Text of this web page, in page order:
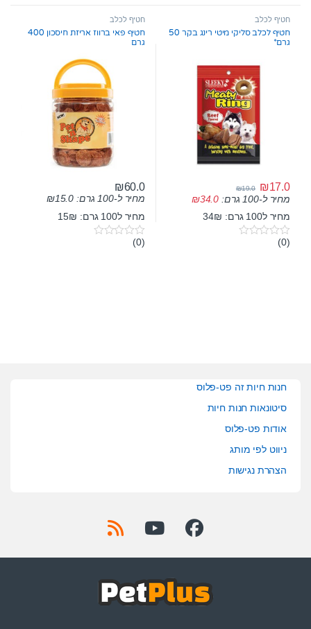
t
f
5
t
f
5
חטיף לכלב
חטיף לכלב סליקי מיטי רינג בקר 50
גרם*
₪17.0
₪19.0
מחיר ל-100 גרם: ₪34.0
מחיר ל100 גרם: 34₪
0(0)
חטיף לכלב
חטיף פאי ברווז אריזת חיסכון 400
גרם
₪60.0
מחיר ל-100 גרם: ₪15.0
מחיר ל100 גרם: 15₪
0(0)
חנות חיות זה פט-פלוס
סיטונאות חנות חיות
אודות פט-פלוס
ניווט לפי מותג
הצהרת נגישות